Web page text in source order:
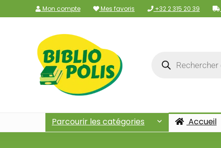
Mon compte Mes favoris +32 2 315 20 39
Parcourir les catégories Accueil